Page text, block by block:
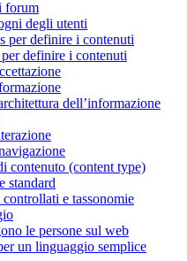
forum
degli utenti
per definire i contenuti
definire i contenuti
dell’informazione
contenuto (content type)
standard
e tassonomie
le persone sul web
un linguaggio semplice